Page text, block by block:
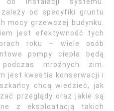
od specyfiki gruntu
mocy grzewczej budynku.
jest efektywność tych
roku – wiele osób
pompy ciepła będą
mroźnych zim.
jest kwestia konserwacji i
chcą wiedzieć, jak
przeglądy oraz jakie są
z eksploatacją takich